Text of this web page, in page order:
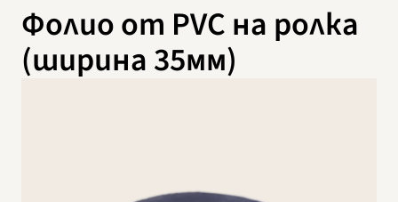
Фолио от PVC на ролка
(ширина 35мм)